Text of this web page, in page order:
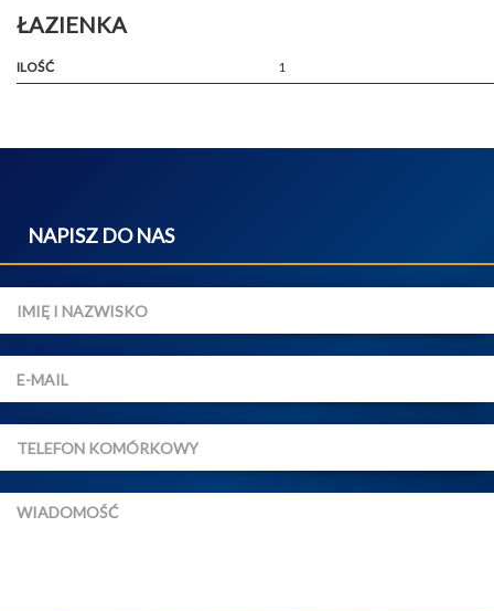
ŁAZIENKA
ILOŚĆ 1
NAPISZ DO NAS